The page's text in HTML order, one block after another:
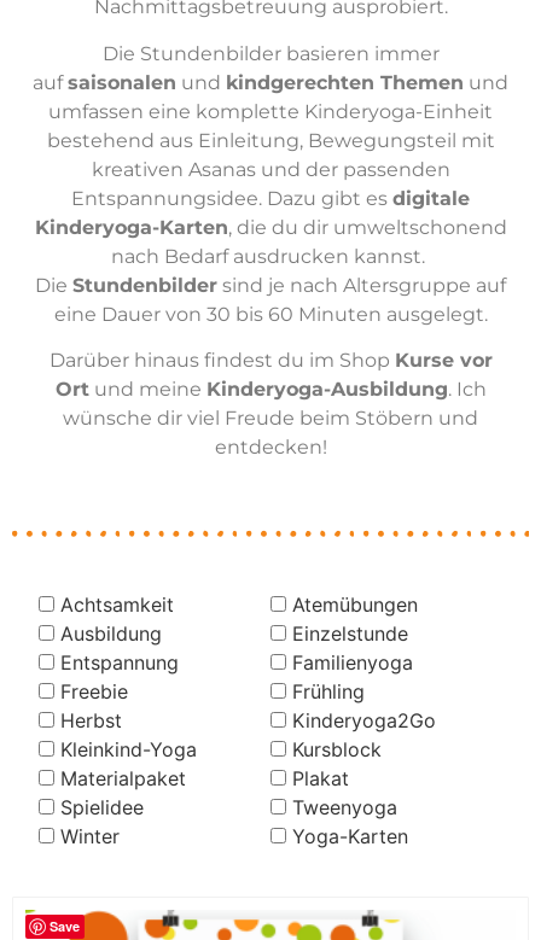
Nachmittagsbetreuung ausprobiert.
Die Stundenbilder basieren immer
aufsaisonalen und kindgerechten Themen und
umfassen eine komplette Kinderyoga-Einheit
bestehend aus Einleitung, Bewegungsteil mit
kreativen Asanas und der passenden
Entspannungsidee. Dazu gibt es digitale
Kinderyoga-Karten, die du dir umweltschonend
nach Bedarf ausdrucken kannst.
Die Stundenbilder sind je nach Altersgruppe auf
eine Dauer von 30 bis 60 Minuten ausgelegt.
Darüber hinaus findest du im Shop Kurse vor
Ortund meine Kinderyoga-Ausbildung. Ich
wünsche dir viel Freude beim Stöbern und
entdecken!
Achtsamkeit
Atemübungen
Ausbildung
Einzelstunde
Entspannung
Familienyoga
Freebie
Frühling
Herbst
Kinderyoga2Go
Kleinkind-Yoga
Kursblock
Materialpaket
Plakat
Spielidee
Tweenyoga
Winter
Yoga-Karten
Save